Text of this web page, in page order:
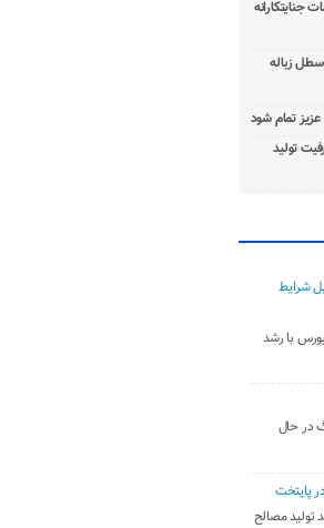
جنایتکارانه
زباله
عزیز تمام شود
تولید
شرایط
با رشد
در حال
پایتخت
تولید مصالح